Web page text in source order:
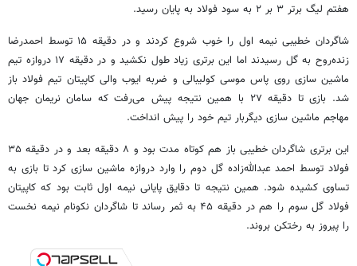
هفتم لیگ برتر ۳ بر ۲ به سود فولاد به پایان رسید.
شاگردان خطیبی نیمه اول را خوب شروع کردند و در دقیقه ۱۵ توسط احمدرضا
زنده‌روح به گل رسیدند اما این برتری زیاد طول نکشید و در دقیقه ۱۷ دروازه تیم
ماشین سازی روی پاس موسی کولیبالی و ضربه ایوب والی کاپیتان تیم فولاد باز
شد. بازی تا دقیقه ۲۷ با همین نتیجه پیش می‌رفت که سامان نریمان ‌جهان
مهاجم ماشین سازی دیگربار تیم خود را پیش انداخت.
این برتری شاگردان خطیبی باز هم کوتاه مدت بود و ۸ دقیقه بعد و در دقیقه ۳۵
فولاد توسط احمد عبدالله‌زاده گل دوم را وارد دروازه ماشین سازی کرد تا بازی به
تساوی کشیده شود. همین نتیجه تا دقایق پایانی نیمه اول ثابت بود که کاپیتان
فولاد گل سوم را هم در دقیقه ۴۵ به ثمر رساند تا شاگردان نکونام نیمه نخست
را پیروز به رختکن بروند.